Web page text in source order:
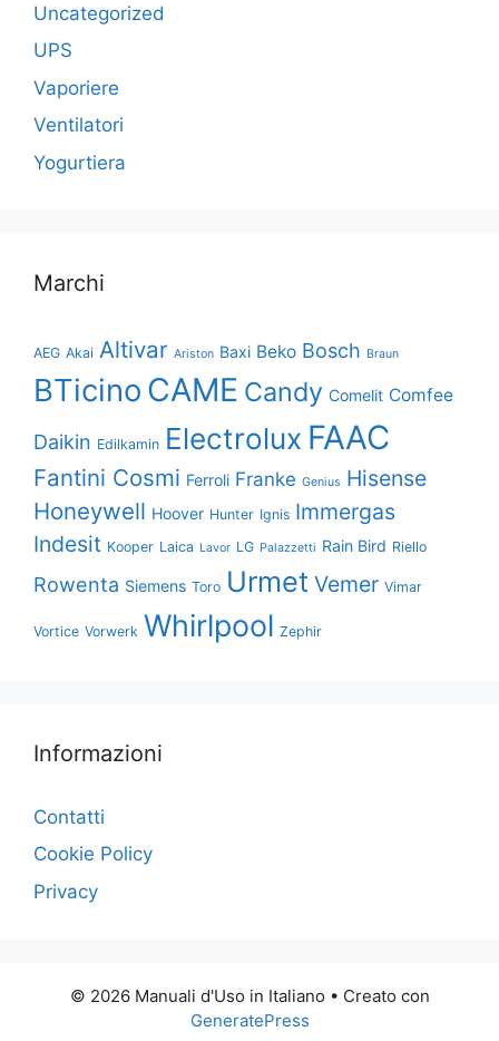
Uncategorized
UPS
Vaporiere
Ventilatori
Yogurtiera
Marchi
AEG Akai Altivar Ariston Baxi Beko Bosch Braun
BTicino CAME Candy Comelit Comfee
Daikin Edilkamin Electrolux FAAC
Fantini Cosmi Ferroli Franke Genius Hisense
Honeywell Hoover Hunter Ignis Immergas
Indesit Kooper Laica Lavor LG Palazzetti Rain Bird Riello
Rowenta Siemens Toro Urmet Vemer Vimar
Vortice Vorwerk Whirlpool Zephir
Informazioni
Contatti
Cookie Policy
Privacy
© 2026 Manuali d'Uso in Italiano • Creato con
GeneratePress